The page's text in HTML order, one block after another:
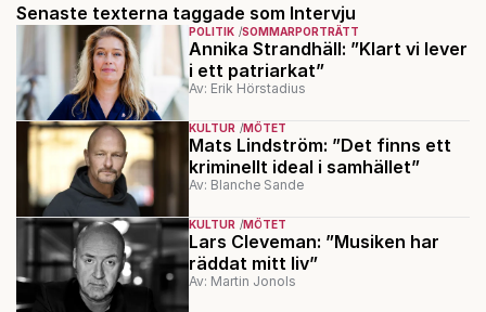
Senaste texterna taggade som Intervju
POLITIK SOMMARPORTRÄTT
Annika Strandhäll: ”Klart vi lever
i ett patriarkat”
Av: Erik Hörstadius
KULTUR MÖTET
Mats Lindström: ”Det finns ett
kriminellt ideal i samhället”
Av: Blanche Sande
KULTUR MÖTET
Lars Cleveman: ”Musiken har
räddat mitt liv”
Av: Martin Jonols